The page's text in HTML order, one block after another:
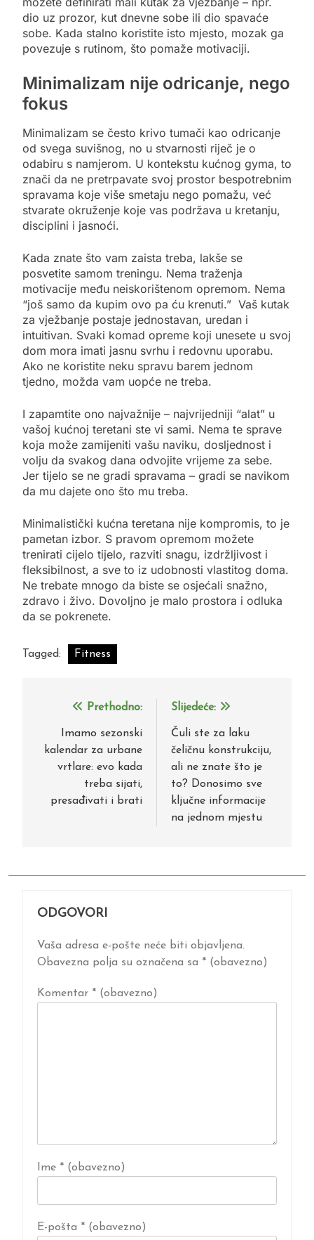
dio uz prozor, kut dnevne sobe ili dio spavaće
sobe. Kada stalno koristite isto mjesto, mozak ga
povezuje s rutinom, što pomaže motivaciji.
Minimalizam nije odricanje, nego
fokus
Minimalizam se često krivo tumači kao odricanje
od svega suvišnog, no u stvarnosti riječ je o
odabiru s namjerom. U kontekstu kućnog gyma, to
znači da ne pretrpavate svoj prostor bespotrebnim
spravama koje više smetaju nego pomažu, već
stvarate okruženje koje vas podržava u kretanju,
disciplini i jasnoći.
Kada znate što vam zaista treba, lakše se
posvetite samom treningu. Nema traženja
motivacije među neiskorištenom opremom. Nema
“još samo da kupim ovo pa ću krenuti.” Vaš kutak
za vježbanje postaje jednostavan, uredan i
intuitivan. Svaki komad opreme koji unesete u svoj
dom mora imati jasnu svrhu i redovnu uporabu.
Ako ne koristite neku spravu barem jednom
tjedno, možda vam uopće ne treba.
I zapamtite ono najvažnije – najvrijedniji “alat” u
vašoj kućnoj teretani ste vi sami. Nema te sprave
koja može zamijeniti vašu naviku, dosljednost i
volju da svakog dana odvojite vrijeme za sebe.
Jer tijelo se ne gradi spravama – gradi se navikom
da mu dajete ono što mu treba.
Minimalistički kućna teretana nije kompromis, to je
pametan izbor. S pravom opremom možete
trenirati cijelo tijelo, razviti snagu, izdržljivost i
fleksibilnost, a sve to iz udobnosti vlastitog doma.
Ne trebate mnogo da biste se osjećali snažno,
zdravo i živo. Dovoljno je malo prostora i odluka
da se pokrenete.
Tagged: Fitness
Navigacija
objava
Prethodno:
Imamo sezonski
kalendar za urbane
vrtlare: evo kada
treba sijati,
presađivati i brati
Slijedeće:
Čuli ste za laku
čeličnu konstrukciju,
ali ne znate što je
to? Donosimo sve
ključne informacije
na jednom mjestu
ODGOVORI
Vaša adresa e-pošte neće biti objavljena.
Obavezna polja su označena sa * (obavezno)
Komentar * (obavezno)
Ime * (obavezno)
E-pošta * (obavezno)